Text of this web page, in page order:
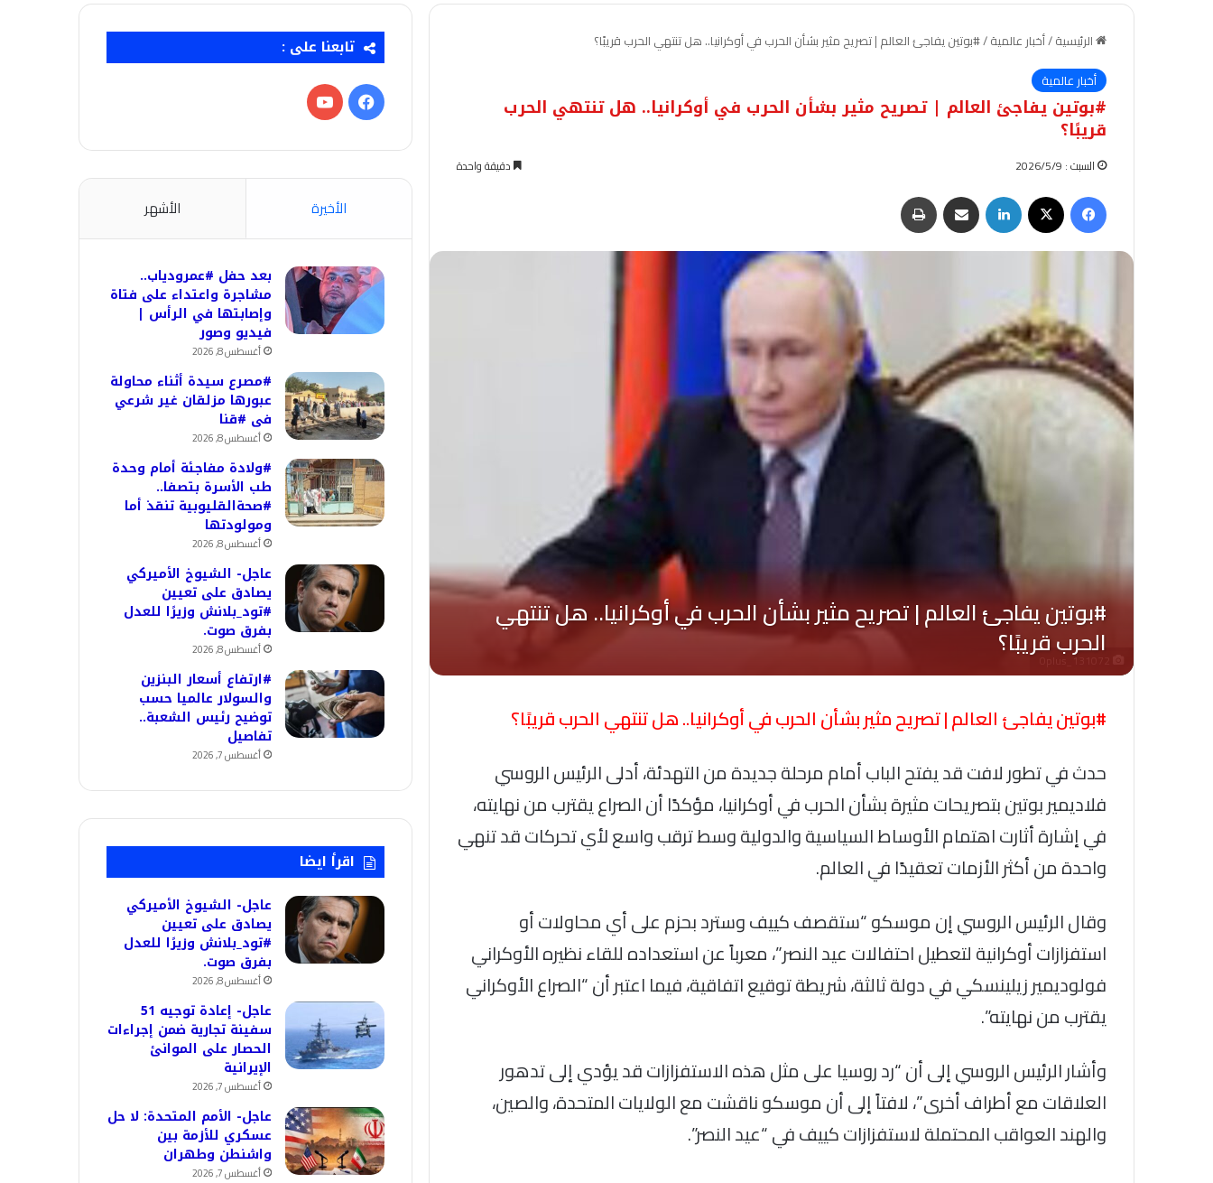
الرئيسية/أخبار عالمية/#بوتين يفاجئ العالم | تصريح مثير بشأن الحرب في أوكرانيا.. هل تنتهي الحرب قريبًا؟
أخبار عالمية
#بوتين يفاجئ العالم | تصريح مثير بشأن الحرب في أوكرانيا.. هل تنتهي الحرب
قريبًا؟
السبت : 2026/5/9 دقيقة واحدة
فيسبوك لينكدإن مشاركة عبر البريد
#بوتين يفاجئ العالم | تصريح مثير بشأن الحرب في أوكرانيا.. هل تنتهي الحرب قريبًا؟
حدث في تطور لافت قد يفتح الباب أمام مرحلة جديدة من التهدئة، أدلى الرئيس الروسي
فلاديمير بوتين بتصريحات مثيرة بشأن الحرب في أوكرانيا، مؤكدًا أن الصراع يقترب من نهايته،
في إشارة أثارت اهتمام الأوساط السياسية والدولية وسط ترقب واسع لأي تحركات قد تنهي
واحدة من أكثر الأزمات تعقيدًا في العالم.
وقال الرئيس الروسي إن موسكو “ستقصف كييف وسترد بحزم على أي محاولات أو
استفزازات أوكرانية لتعطيل احتفالات عيد النصر”، معرباً عن استعداده للقاء نظيره الأوكراني
فولوديمير زيلينسكي في دولة ثالثة، شريطة توقيع اتفاقية، فيما اعتبر أن “الصراع الأوكراني
يقترب من نهايته”.
وأشار الرئيس الروسي إلى أن “رد روسيا على مثل هذه الاستفزازات قد يؤدي إلى تدهور
العلاقات مع أطراف أخرى”، لافتاً إلى أن موسكو ناقشت مع الولايات المتحدة، والصين،
والهند العواقب المحتملة لاستفزازات كييف في “عيد النصر”.
تابعنا على :
فيسبوك‫YouTube
الأخيرة الأشهر
بعد حفل #عمرودياب..
مشاجرة واعتداء على فتاة
وإصابتها في الرأس |
فيديو وصور
أغسطس 8, 2026
#مصرع سيدة أثناء محاولة
عبورها مزلقان غير شرعي
فى #قنا
أغسطس 8, 2026
#ولادة مفاجئة أمام وحدة
طب الأسرة بتصفا..
#صحةالقليوبية تنقذ أما
ومولودتها
أغسطس 8, 2026
عاجل- الشيوخ الأميركي
يصادق على تعيين
#تود_بلانش وزيرًا للعدل
بفرق صوت.
أغسطس 8, 2026
#ارتفاع أسعار البنزين
والسولار عالميا حسب
توضيح رئيس الشعبة..
تفاصيل
أغسطس 7, 2026
اقرأ ايضا
عاجل- الشيوخ الأميركي
يصادق على تعيين
#تود_بلانش وزيرًا للعدل
بفرق صوت.
أغسطس 8, 2026
عاجل- إعادة توجيه 51
سفينة تجارية ضمن إجراءات
الحصار على الموانئ
الإيرانية
أغسطس 7, 2026
عاجل- الأمم المتحدة: لا حل
عسكري للأزمة بين
واشنطن وطهران
أغسطس 7, 2026